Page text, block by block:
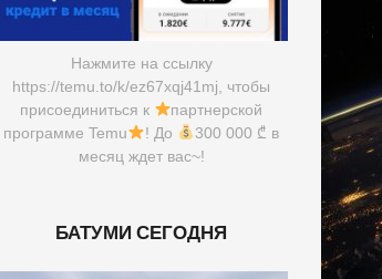
Нажмите на ссылку
https://temu.to/k/ez67xqj41mj, чтобы
присоединиться к
партнерской
программе Temu
! До
300 000 ₾ в
месяц ждет вас~!
БАТУМИ СЕГОДНЯ